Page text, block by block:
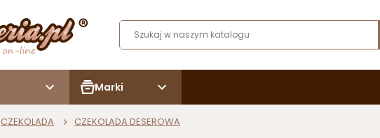
Marki
CZEKOLADA CZEKOLADA DESEROWA